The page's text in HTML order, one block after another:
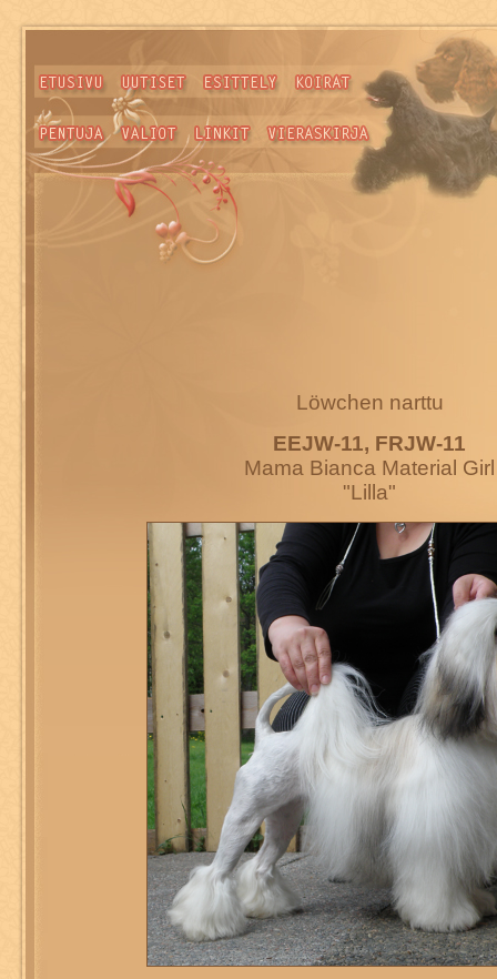
Löwchen narttu
EEJW-11, FRJW-11
Mama Bianca Material Girl
"Lilla"